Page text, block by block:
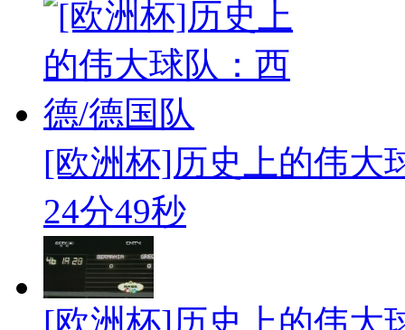
[欧洲杯]历史上的伟大
24分49秒
[欧洲杯]历史上的伟大